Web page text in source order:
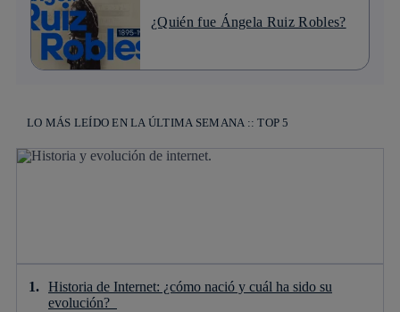
¿Quién fue Ángela Ruiz Robles?
LO MÁS LEÍDO EN LA ÚLTIMA SEMANA :: TOP 5
Historia de Internet: ¿cómo nació y cuál ha sido su
evolución?